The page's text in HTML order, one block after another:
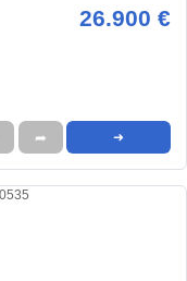
26.900 €
➦ ➜